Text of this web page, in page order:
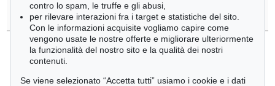
Contattare esperti
contro lo spam, le truffe e gli abusi,
per rilevare interazioni fra i target e statistiche del sito.
Con le informazioni acquisite vogliamo capire come
vengono usate le nostre offerte e migliorare ulteriormente
la funzionalità del nostro sito e la qualità dei nostri
contenuti.
Se viene selezionato “Accetta tutti” usiamo i cookie e i dati